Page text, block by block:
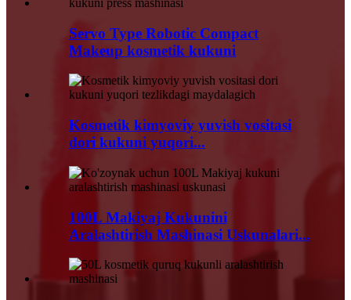
Servo Type Robotic Compact
Makeup kosmetik kukuni
Kosmetik kimyoviy yuvish vositasi
dori kukuni yuqori...
100L Makiyaj Kukunini
Aralashtirish Mashinasi Uskunalari...